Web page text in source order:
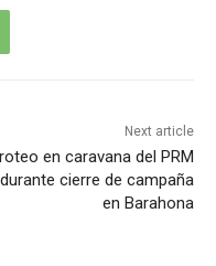
Next article
en caravana del PRM
durante cierre de campaña
en Barahona